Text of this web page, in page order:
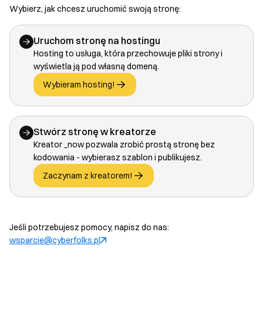
Wybierz, jak chcesz uruchomić swoją stronę:
Uruchom stronę na hostingu
Hosting to usługa, która przechowuje pliki strony i
wyświetla ją pod własną domeną.
Wybieram hosting!
Stwórz stronę w kreatorze
Kreator _now pozwala zrobić prostą stronę bez
kodowania - wybierasz szablon i publikujesz.
Zaczynam z kreatorem!
Jeśli potrzebujesz pomocy, napisz do nas:
wsparcie@cyberfolks.pl